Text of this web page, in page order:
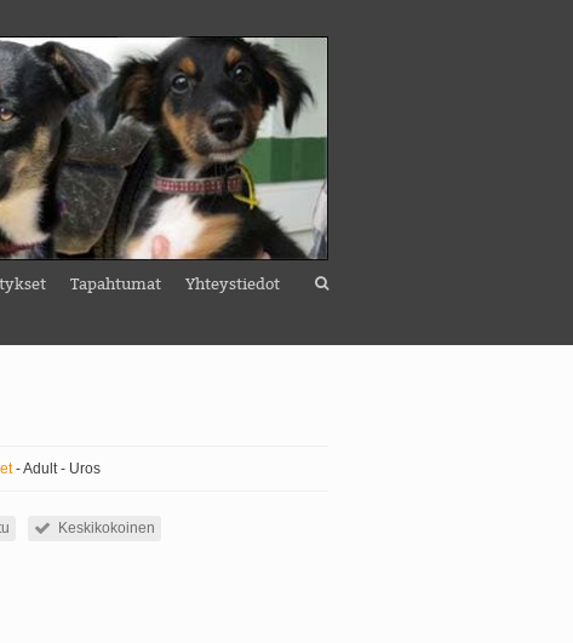
Tapahtumat Yhteystiedot
- Adult - Uros
Keskikokoinen